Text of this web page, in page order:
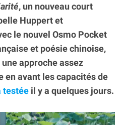
, un nouveau court
Huppert et
le nouvel Osmo Pocket
et poésie chinoise,
approche assez
en avant les capacités de
testée il y a quelques jours.